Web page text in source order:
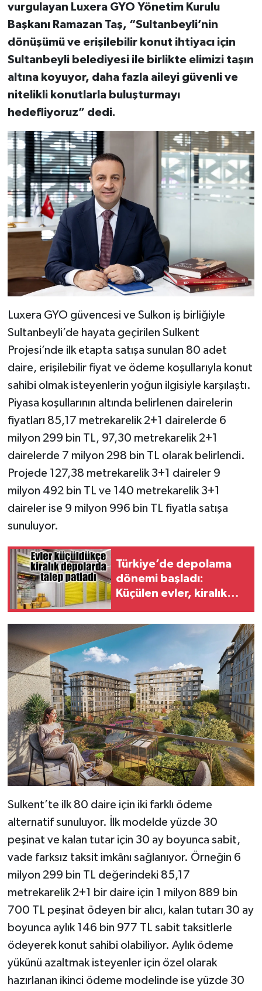
vurgulayan Luxera GYO Yönetim Kurulu
Başkanı Ramazan Taş, “Sultanbeyli’nin
dönüşümü ve erişilebilir konut ihtiyacı için
Sultanbeyli belediyesi ile birlikte elimizi taşın
altına koyuyor, daha fazla aileyi güvenli ve
nitelikli konutlarla buluşturmayı
hedefliyoruz” dedi.
Luxera GYO güvencesi ve Sulkon iş birliğiyle
Sultanbeyli’de hayata geçirilen Sulkent
Projesi’nde ilk etapta satışa sunulan 80 adet
daire, erişilebilir fiyat ve ödeme koşullarıyla konut
sahibi olmak isteyenlerin yoğun ilgisiyle karşılaştı.
Piyasa koşullarının altında belirlenen dairelerin
fiyatları 85,17 metrekarelik 2+1 dairelerde 6
milyon 299 bin TL, 97,30 metrekarelik 2+1
dairelerde 7 milyon 298 bin TL olarak belirlendi.
Projede 127,38 metrekarelik 3+1 daireler 9
milyon 492 bin TL ve 140 metrekarelik 3+1
daireler ise 9 milyon 996 bin TL fiyatla satışa
sunuluyor.
Türkiye’de depolama
dönemi başladı:
Küçülen evler, kiralık
arttırdı
Sulkent’te ilk 80 daire için iki farklı ödeme
alternatif sunuluyor. İlk modelde yüzde 30
peşinat ve kalan tutar için 30 ay boyunca sabit,
vade farksız taksit imkânı sağlanıyor. Örneğin 6
milyon 299 bin TL değerindeki 85,17
metrekarelik 2+1 bir daire için 1 milyon 889 bin
700 TL peşinat ödeyen bir alıcı, kalan tutarı 30 ay
boyunca aylık 146 bin 977 TL sabit taksitlerle
ödeyerek konut sahibi olabiliyor. Aylık ödeme
yükünü azaltmak isteyenler için özel olarak
hazırlanan ikinci ödeme modelinde ise yüzde 30